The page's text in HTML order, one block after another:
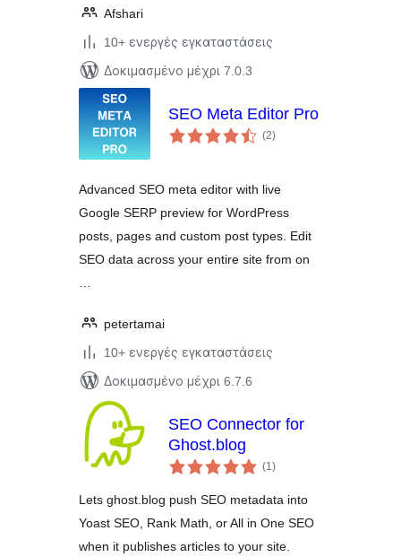
Afshari
10+ ενεργές εγκαταστάσεις
Δοκιμασμένο μέχρι 7.0.3
SEO Meta Editor Pro
(2αξιολογήσεις
σύνολο
)
Advanced SEO meta editor with live
Google SERP preview for WordPress
posts, pages and custom post types. Edit
SEO data across your entire site from on
petertamai
10+ ενεργές εγκαταστάσεις
Δοκιμασμένο μέχρι 6.7.6
SEO Connector for
Ghost.blog
(1αξιολογήσεις
σύνολο
)
Lets ghost.blog push SEO metadata into
Yoast SEO, Rank Math, or All in One SEO
when it publishes articles to your site.